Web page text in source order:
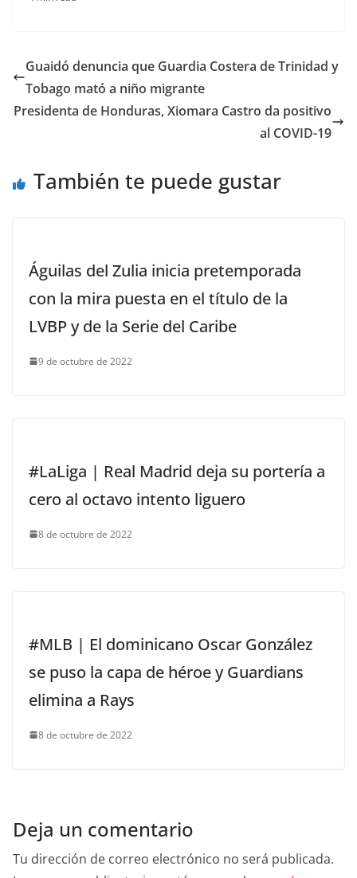
Guaidó denuncia que Guardia Costera de Trinidad y
Tobago mató a niño migrante
Presidenta de Honduras, Xiomara Castro da positivo
al COVID-19
También te puede gustar
Águilas del Zulia inicia pretemporada
con la mira puesta en el título de la
LVBP y de la Serie del Caribe
9 de octubre de 2022
#LaLiga | Real Madrid deja su portería a
cero al octavo intento liguero
8 de octubre de 2022
#MLB | El dominicano Oscar González
se puso la capa de héroe y Guardians
elimina a Rays
8 de octubre de 2022
Deja un comentario
Tu dirección de correo electrónico no será publicada.